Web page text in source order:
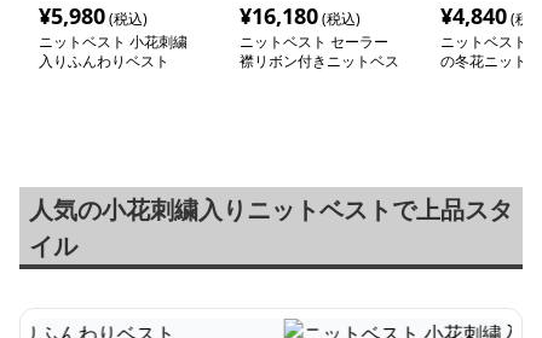
¥5,980(税込)
ニットベスト 小花刺繍
入りふんわりベスト
¥16,180(税込)
ニットベスト セーラー
襟リボン付きニットベス
¥4,840(税
ニットベスト
の冬花ニット
人気の小花刺繍入りニットベストで上品スタ
イル